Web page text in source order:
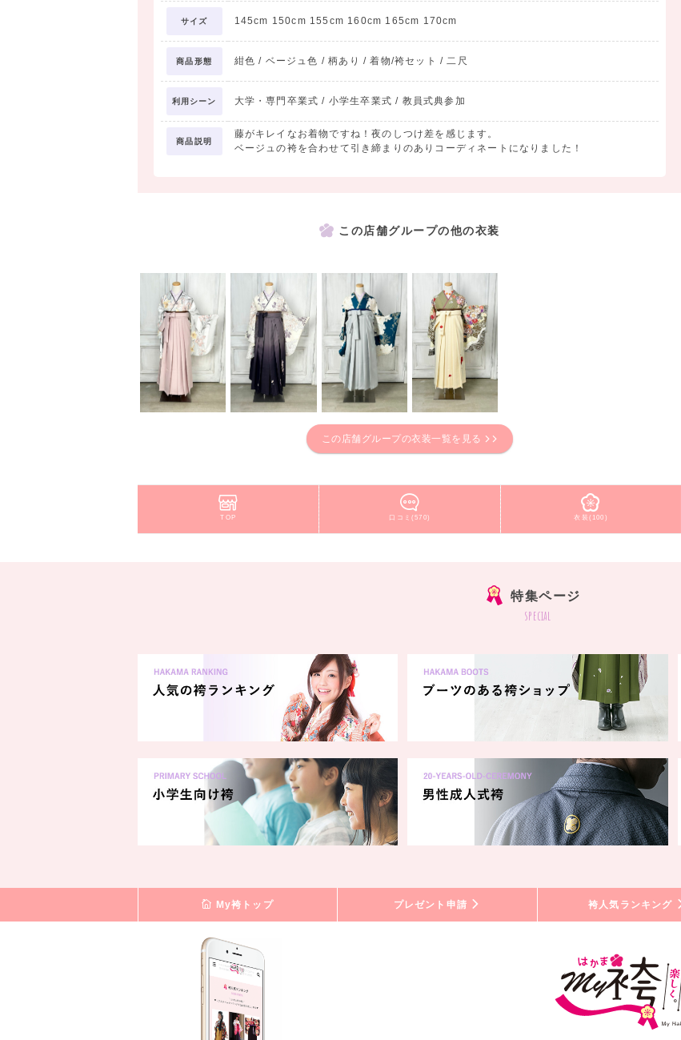
サイズ 145cm 150cm 155cm 160cm 165cm 170cm
商品形態 紺色 / ベージュ色 / 柄あり / 着物/袴セット / 二尺
利用シーン 大学・専門卒業式 / 小学生卒業式 / 教員式典参加
商品説明
藤がキレイなお着物ですね！夜のしつけ差を感じます。
ベージュの袴を合わせて引き締まりのありコーディネートになりました！
この店舗グループの他の衣装
この店舗グループの衣装一覧を見る
TOP 口コミ(570) 衣装(100)
特集ページ
special
My袴トップ プレゼント申請 袴人気ランキング